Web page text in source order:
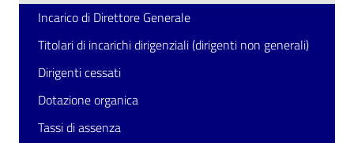
Incarico di Direttore Generale
Titolari di incarichi dirigenziali (dirigenti non generali)
Dirigenti cessati
Dotazione organica
Tassi di assenza